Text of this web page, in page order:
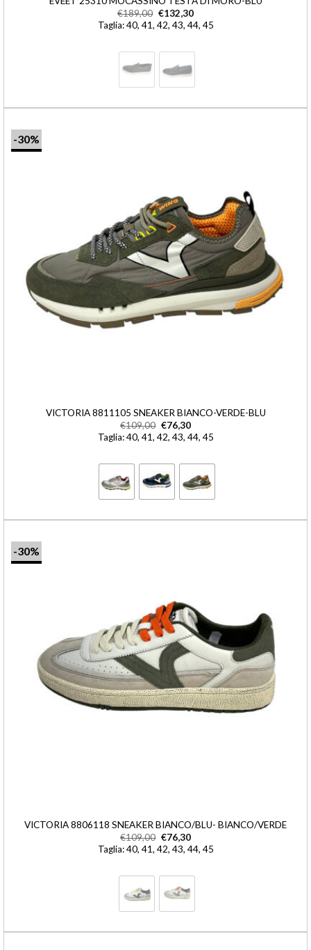
€189,00 €132,30
Taglia: 40, 41, 42, 43, 44, 45
-30%
VICTORIA 8811105 SNEAKER BIANCO-VERDE-BLU
€109,00 €76,30
Taglia: 40, 41, 42, 43, 44, 45
-30%
VICTORIA 8806118 SNEAKER BIANCO/BLU- BIANCO/VERDE
€109,00 €76,30
Taglia: 40, 41, 42, 43, 44, 45